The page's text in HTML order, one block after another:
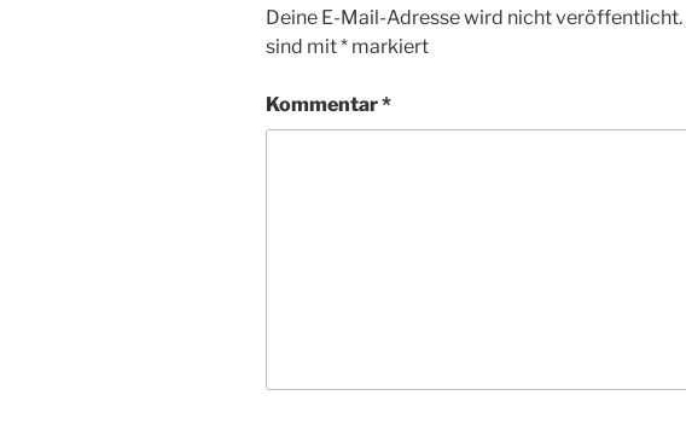
Deine E-Mail-Adresse wird nicht veröffentlicht.
sind mit* markiert
Kommentar*